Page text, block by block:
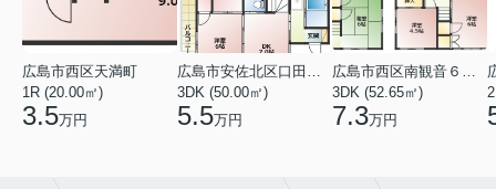
広島市西区天満町
1R (20.00㎡)
3.5万円
広島市安佐北区口田１丁目
3DK (50.00㎡)
5.5万円
広島市西区南観音６丁目
3DK (52.65㎡)
7.3万円